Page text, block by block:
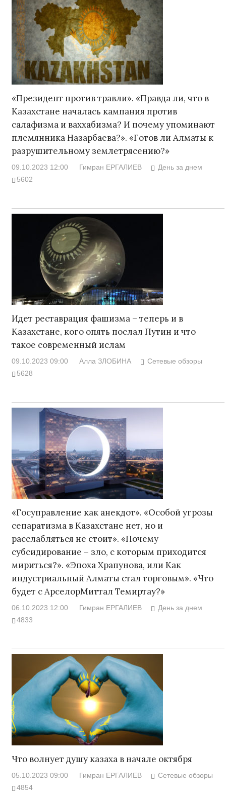
«Президент против травли». «Правда ли, что в
Казахстане началась кампания против
салафизма и ваххабизма? И почему упоминают
племянника Назарбаева?». «Готов ли Алматы к
разрушительному землетрясению?»
09.10.2023 12:00 Гимран ЕРГАЛИЕВ
День за днем
5602
Идет реставрация фашизма – теперь и в
Казахстане, кого опять послал Путин и что
такое современный ислам
09.10.2023 09:00 Алла ЗЛОБИНА
Сетевые обзоры
5628
«Госуправление как анекдот». «Особой угрозы
сепаратизма в Казахстане нет, но и
расслабляться не стоит». «Почему
субсидирование – зло, с которым приходится
мириться?». «Эпоха Храпунова, или Как
индустриальный Алматы стал торговым». «Что
будет с АрселорМиттал Темиртау?»
06.10.2023 12:00 Гимран ЕРГАЛИЕВ
День за днем
4833
Что волнует душу казаха в начале октября
05.10.2023 09:00 Гимран ЕРГАЛИЕВ
Сетевые обзоры
4854